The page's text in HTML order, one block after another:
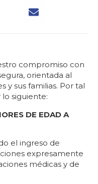
compromiso con
orientada al
y sus familias. Por tal
siguiente:
DE EDAD A
el ingreso de
expresamente
médicas y de